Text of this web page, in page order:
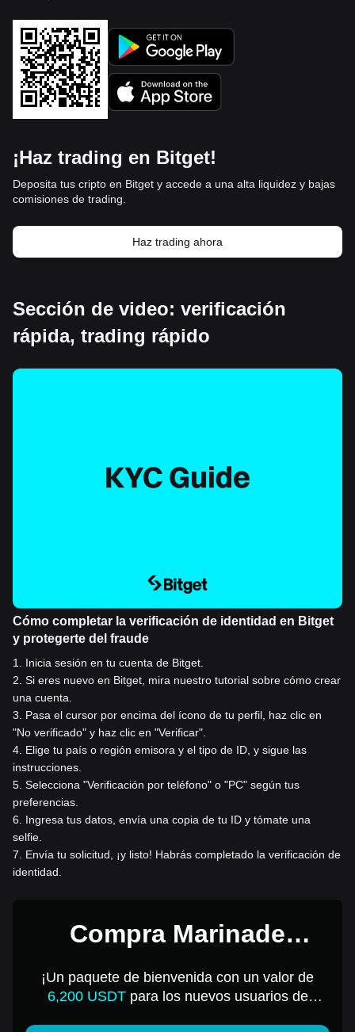
¡Haz trading en Bitget!
Deposita tus cripto en Bitget y accede a una alta liquidez y bajas
comisiones de trading.
Haz trading ahora
Sección de video: verificación
rápida, trading rápido
Cómo completar la verificación de identidad en Bitget
y protegerte del fraude
1
Inicia sesión en tu cuenta de Bitget.
2 Si eres nuevo en Bitget, mira nuestro tutorial sobre cómo crear
una cuenta.
3
Pasa el cursor por encima del ícono de tu perfil, haz clic en
"No verificado" y haz clic en "Verificar".
4 Elige tu país o región emisora y el tipo de ID, y sigue las
instrucciones.
5 Selecciona "Verificación por teléfono" o "PC" según tus
preferencias.
6
Ingresa tus datos, envía una copia de tu ID y tómate una
selfie.
7
Envía tu solicitud, ¡y listo! Habrás completado la verificación de
identidad.
Compra Marinade
¡Un paquete de bienvenida con un valor de
6,200 USDTpara los nuevos usuarios de